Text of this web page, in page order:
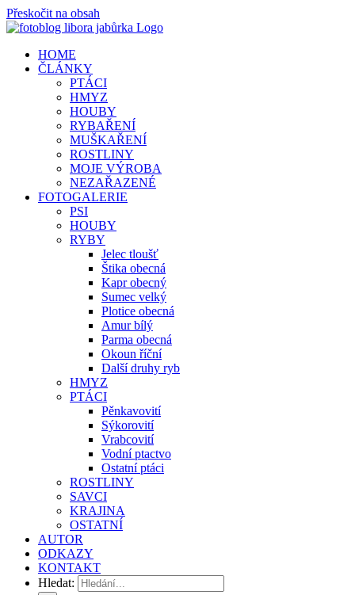
Přeskočit na obsah
HOME
ČLÁNKY
PTÁCI
HMYZ
HOUBY
RYBAŘENÍ
MUŠKAŘENÍ
ROSTLINY
MOJE VÝROBA
NEZAŘAZENÉ
FOTOGALERIE
PSI
HOUBY
RYBY
Jelec tloušť
Štika obecná
Kapr obecný
Sumec velký
Plotice obecná
Amur bílý
Parma obecná
Okoun říční
Další druhy ryb
HMYZ
PTÁCI
Pěnkavovití
Sýkorovití
Vrabcovití
Vodní ptactvo
Ostatní ptáci
ROSTLINY
SAVCI
KRAJINA
OSTATNÍ
AUTOR
ODKAZY
KONTAKT
Hledat: